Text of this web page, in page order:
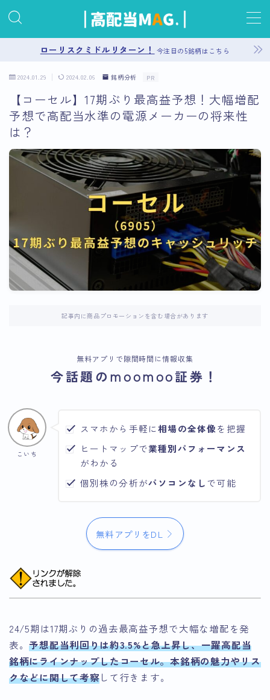
お問い合わせ
プライバシーポリシー
運営者情報
サイトマップ
ローリスクミドルリターン！ 今注目の5銘柄はこちら
2024.01.29 2024.02.06 銘柄分析 PR
【コーセル】17期ぶり最高益予想！大幅増配
予想で高配当水準の電源メーカーの将来性
は？
記事内に商品プロモーションを含む場合があります
無料アプリで隙間時間に情報収集
今話題のmoomoo証券！
こいち
スマホから手軽に相場の全体像を把握
ヒートマップで業種別パフォーマンス
がわかる
個別株の分析がパソコンなしで可能
無料アプリをDL
24/5期は17期ぶりの過去最高益予想で大幅な増配を発
表。予想配当利回りは約3.5%と急上昇し、一躍高配当
銘柄にラインナップしたコーセル。本銘柄の魅力やリス
クなどに関して考察して行きます。